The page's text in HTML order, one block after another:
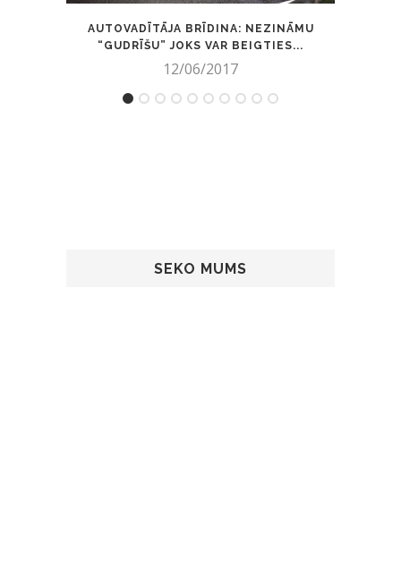
AUTOVADĪTĀJA BRĪDINA: NEZINĀMU
“GUDRĪŠU” JOKS VAR BEIGTIES...
12/06/2017
SEKO MUMS